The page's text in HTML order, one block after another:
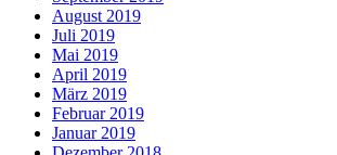
August 2019
Juli 2019
Mai 2019
April 2019
März 2019
Februar 2019
Januar 2019